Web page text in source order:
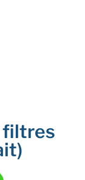
filtres